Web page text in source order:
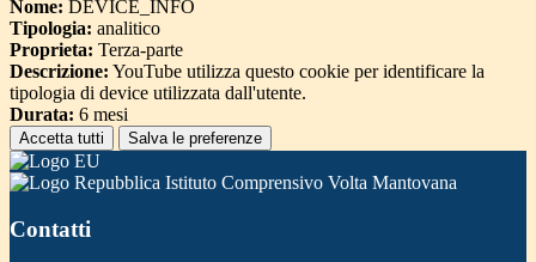
Nome: DEVICE_INFO
Tipologia: analitico
Proprieta: Terza-parte
Descrizione: YouTube utilizza questo cookie per identificare la
tipologia di device utilizzata dall'utente.
Durata: 6 mesi
Accetta tutti Salva le preferenze
Istituto Comprensivo Volta Mantovana
Contatti